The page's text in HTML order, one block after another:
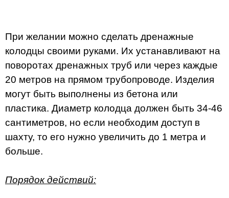
При желании можно сделать дренажные
колодцы своими руками. Их устанавливают на
поворотах дренажных труб или через каждые
20 метров на прямом трубопроводе. Изделия
могут быть выполнены из бетона или
пластика. Диаметр колодца должен быть 34-46
сантиметров, но если необходим доступ в
шахту, то его нужно увеличить до 1 метра и
больше.
Порядок действий: